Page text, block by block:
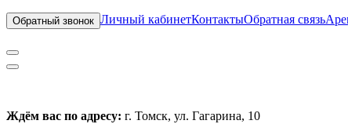
Обратный звонок Личный кабинетКонтактыОбратная связь
Ждём вас по адресу: г. Томск, ул. Гагарина, 10